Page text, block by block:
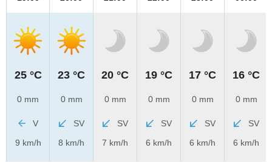
25 °C
0 mm
V
9 km/h
23 °C
0 mm
SV
8 km/h
20 °C
0 mm
SV
7 km/h
19 °C
0 mm
SV
6 km/h
17 °C
0 mm
SV
6 km/h
16 °C
0 mm
SV
6 km/h